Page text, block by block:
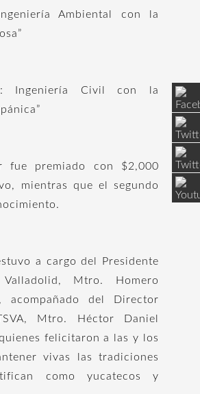
Ambiental con la
Ingeniería Civil con la
fue premiado con $2,000
mientras que el segundo
a cargo del Presidente
Mtro. Homero
acompañado del Director
Mtro. Héctor Daniel
felicitaron a las y los
vivas las tradiciones
como yucatecos y